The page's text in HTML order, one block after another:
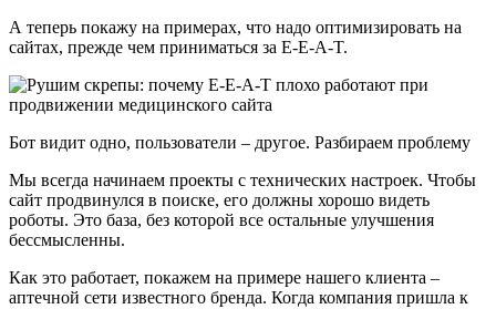
А теперь покажу на примерах, что надо оптимизировать на
сайтах, прежде чем приниматься за E-E-A-T.
Бот видит одно, пользователи – другое. Разбираем проблему
Мы всегда начинаем проекты с технических настроек. Чтобы
сайт продвинулся в поиске, его должны хорошо видеть
роботы. Это база, без которой все остальные улучшения
бессмысленны.
Как это работает, покажем на примере нашего клиента –
аптечной сети известного бренда. Когда компания пришла к